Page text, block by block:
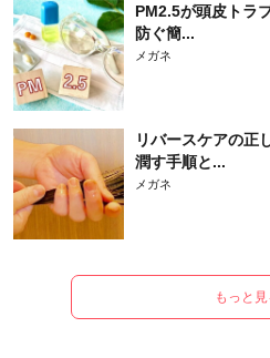
PM2.5が頭皮トラ
防ぐ簡...
メガネ
リバースケアの正
潤す手順と...
メガネ
もっと見